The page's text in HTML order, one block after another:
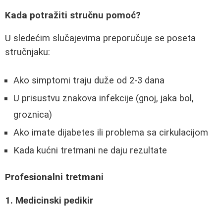
Kada potražiti stručnu pomoć?
U sledećim slučajevima preporučuje se poseta
stručnjaku:
Ako simptomi traju duže od 2-3 dana
U prisustvu znakova infekcije (gnoj, jaka bol,
groznica)
Ako imate dijabetes ili problema sa cirkulacijom
Kada kućni tretmani ne daju rezultate
Profesionalni tretmani
1. Medicinski pedikir